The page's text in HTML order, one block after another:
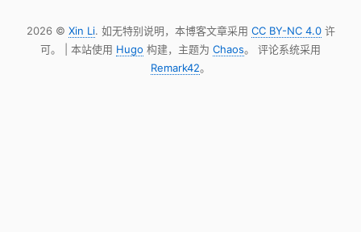
2026 © Xin Li. 如无特别说明，本博客文章采用 CC BY-NC 4.0许
可。 | 本站使用 Hugo 构建，主题为 Chaos。 评论系统采用
Remark42。